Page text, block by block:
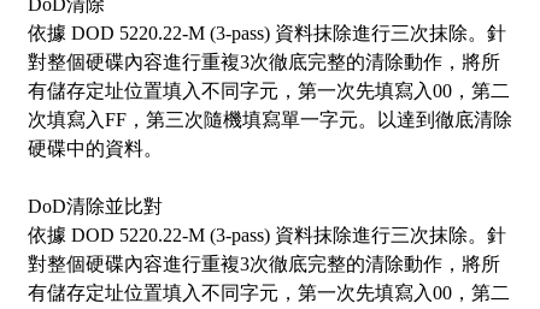
依據 DOD 5220.22-M (3-pass) 資料抹除進行三次抹除。針
對整個硬碟內容進行重複3次徹底完整的清除動作，將所
有儲存定址位置填入不同字元，第一次先填寫入00，第二
次填寫入FF，第三次隨機填寫單一字元。以達到徹底清除
硬碟中的資料。
DoD清除並比對
依據 DOD 5220.22-M (3-pass) 資料抹除進行三次抹除。針
對整個硬碟內容進行重複3次徹底完整的清除動作，將所
有儲存定址位置填入不同字元，第一次先填寫入00，第二